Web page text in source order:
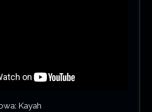
Kayah